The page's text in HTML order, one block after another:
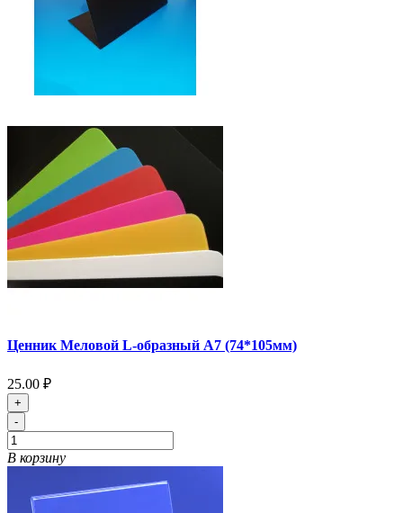
Ценник Меловой L-образный А7 (74*105мм)
25.00 ₽
+
-
В корзину